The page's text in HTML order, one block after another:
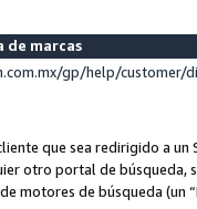
de marcas
gp/help/customer/
que sea redirigido a
otro portal de
motores de búsqueda (un